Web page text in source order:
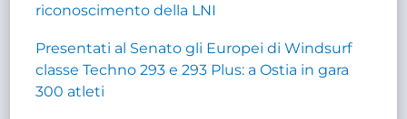
riconoscimento della LNI
Presentati al Senato gli Europei di Windsurf
classe Techno 293 e 293 Plus: a Ostia in gara
300 atleti